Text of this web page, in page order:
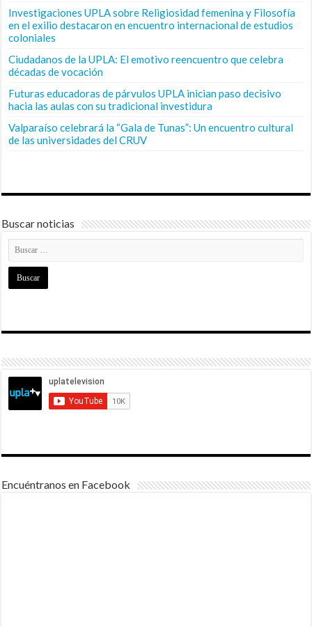
Investigaciones UPLA sobre Religiosidad femenina y Filosofía
en el exilio destacaron en encuentro internacional de estudios
coloniales
Ciudadanos de la UPLA: El emotivo reencuentro que celebra
décadas de vocación
Futuras educadoras de párvulos UPLA inician paso decisivo
hacia las aulas con su tradicional investidura
Valparaíso celebrará la “Gala de Tunas”: Un encuentro cultural
de las universidades del CRUV
Buscar noticias
Encuéntranos en Facebook